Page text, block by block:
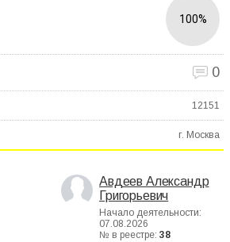
100%
0
12151
г. Москва
Авдеев Александр
Григорьевич
Начало деятельности:
07.08.2026
№ в реестре: 38